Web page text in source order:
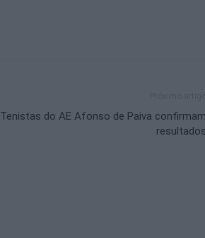
Tenistas do AE Afonso de Paiva confirmam
resultados